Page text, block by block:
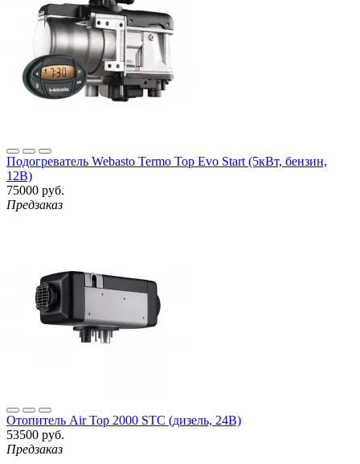
Подогреватель Webasto Termo Top Evo Start (5кВт, бензин,
12В)
75000 руб.
Предзаказ
Отопитель Air Top 2000 STC (дизель, 24В)
53500 руб.
Предзаказ